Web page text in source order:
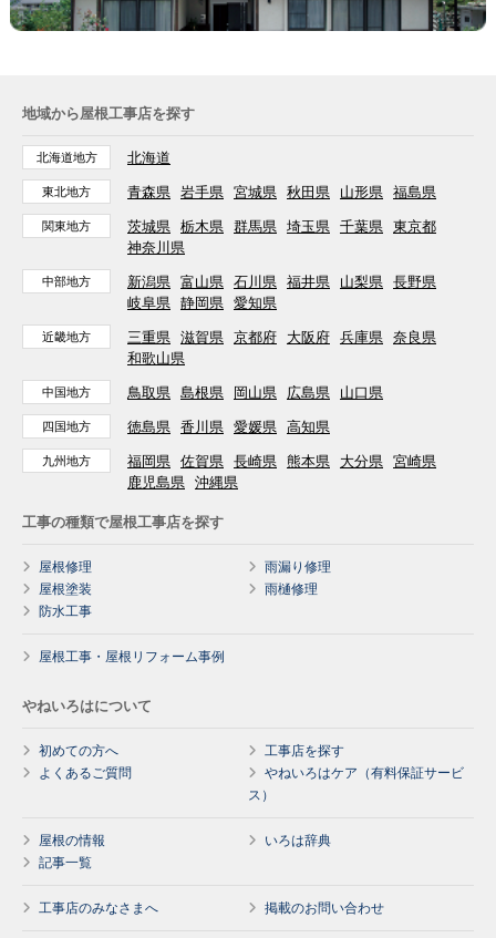
地域から屋根工事店を探す
北海道地方 北海道
東北地方 青森県 岩手県 宮城県 秋田県 山形県 福島県
関東地方 茨城県 栃木県 群馬県 埼玉県 千葉県 東京都
神奈川県
中部地方 新潟県 富山県 石川県 福井県 山梨県 長野県
岐阜県 静岡県 愛知県
近畿地方 三重県 滋賀県 京都府 大阪府 兵庫県 奈良県
和歌山県
中国地方 鳥取県 島根県 岡山県 広島県 山口県
四国地方 徳島県 香川県 愛媛県 高知県
九州地方 福岡県 佐賀県 長崎県 熊本県 大分県 宮崎県
鹿児島県 沖縄県
工事の種類で屋根工事店を探す
屋根修理
雨漏り修理
屋根塗装
雨樋修理
防水工事
屋根工事・屋根リフォーム事例
やねいろはについて
初めての方へ
工事店を探す
よくあるご質問
やねいろはケア（有料保証サービ
ス）
屋根の情報
いろは辞典
記事一覧
工事店のみなさまへ 掲載のお問い合わせ